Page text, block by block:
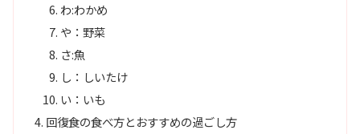
わ:わかめ
や：野菜
さ:魚
し：しいたけ
い：いも
回復食の食べ方とおすすめの過ごし方